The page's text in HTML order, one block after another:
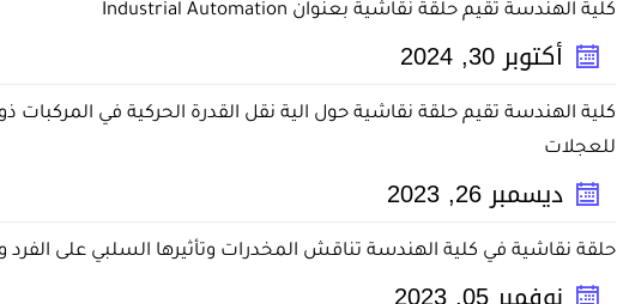
كلية الهندسة تقيم حلقة نقاشية بعنوان Industrial Automation
أكتوبر30
,
2024
كلية الهندسة تقيم حلقة نقاشية حول الية نقل القدرة الحركية في المركبات
للعجلات
ديسمبر26
,
2023
حلقة نقاشية في كلية الهندسة تناقش المخدرات وتأثيرها السلبي على الفرد